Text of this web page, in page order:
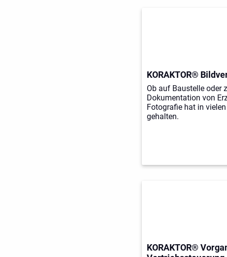
KORAKTOR®
Ob auf Baustelle oder
Dokumentation von
Fotografie hat in
gehalten.
KORAKTOR®